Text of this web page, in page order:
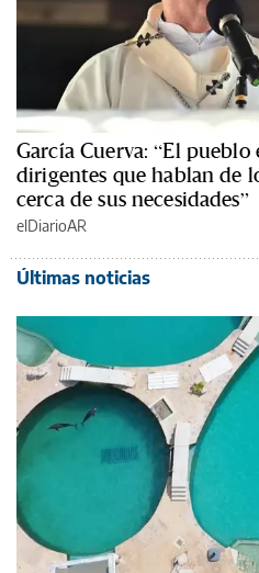
García Cuerva: “El pueblo
dirigentes que hablan de
cerca de sus necesidades”
elDiarioAR
Últimas noticias